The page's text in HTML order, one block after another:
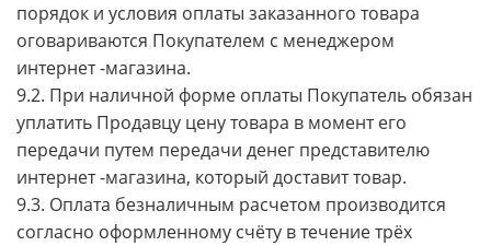
порядок и условия оплаты заказанного товара
оговариваются Покупателем с менеджером
интернет -магазина.
9.2. При наличной форме оплаты Покупатель обязан
уплатить Продавцу цену товара в момент его
передачи путем передачи денег представителю
интернет -магазина, который доставит товар.
9.3. Оплата безналичным расчетом производится
согласно оформленному счёту в течение трёх